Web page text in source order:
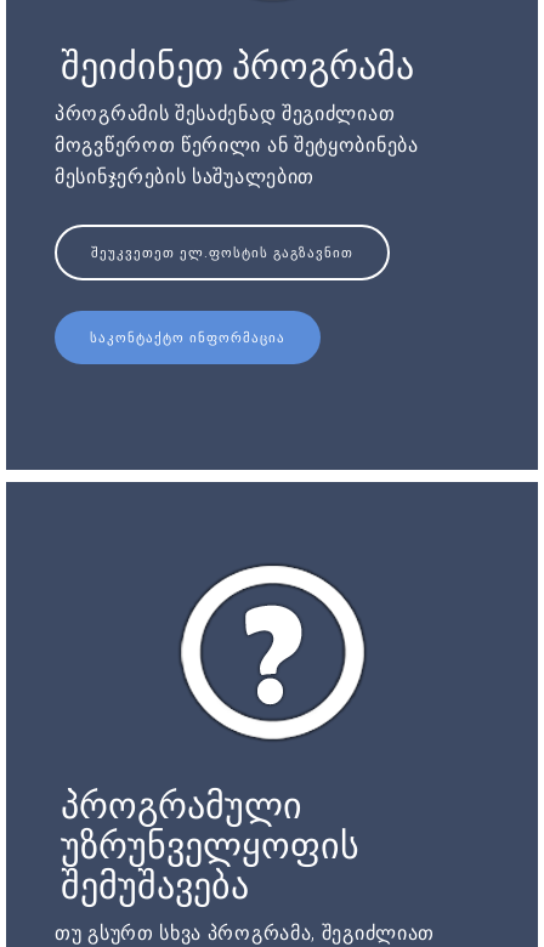
შეიძინეთ პროგრამა
პროგრამის შესაძენად შეგიძლიათ
მოგვწეროთ წერილი ან შეტყობინება
მესინჯერების საშუალებით
ᲨᲔᲣᲙᲕᲔᲗᲔᲗ ᲔᲚ.ᲤᲝᲡᲢᲘᲡ ᲒᲐᲒᲖᲐᲕᲜᲘᲗ
ᲡᲐᲙᲝᲜᲢᲐᲥᲢᲝ ᲘᲜᲤᲝᲠᲛᲐᲪᲘᲐ
პროგრამული
უზრუნველყოფის
შემუშავება
თუ გსურთ სხვა პროგრამა, შეგიძლიათ